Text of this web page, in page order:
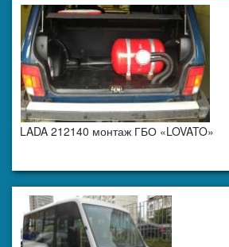
LADA 212140 монтаж ГБО «LOVATO»